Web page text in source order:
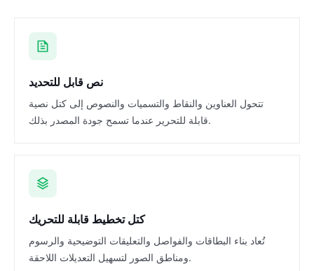
نص قابل للتحديد
تتحول العناوين والنقاط والتسميات والنصوص إلى كتل نصية
قابلة للتحرير عندما تسمح جودة المصدر بذلك.
كتل تخطيط قابلة للتحريك
تُعاد بناء البطاقات والفواصل والتعليقات التوضيحية والرسوم
ومناطق الصور لتسهيل التعديلات اللاحقة.